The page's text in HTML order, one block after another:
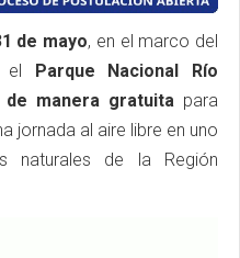
de mayo, en el marco del
el
Parque Nacional Río
manera gratuita para
jornada al aire libre en uno
naturales de la Región